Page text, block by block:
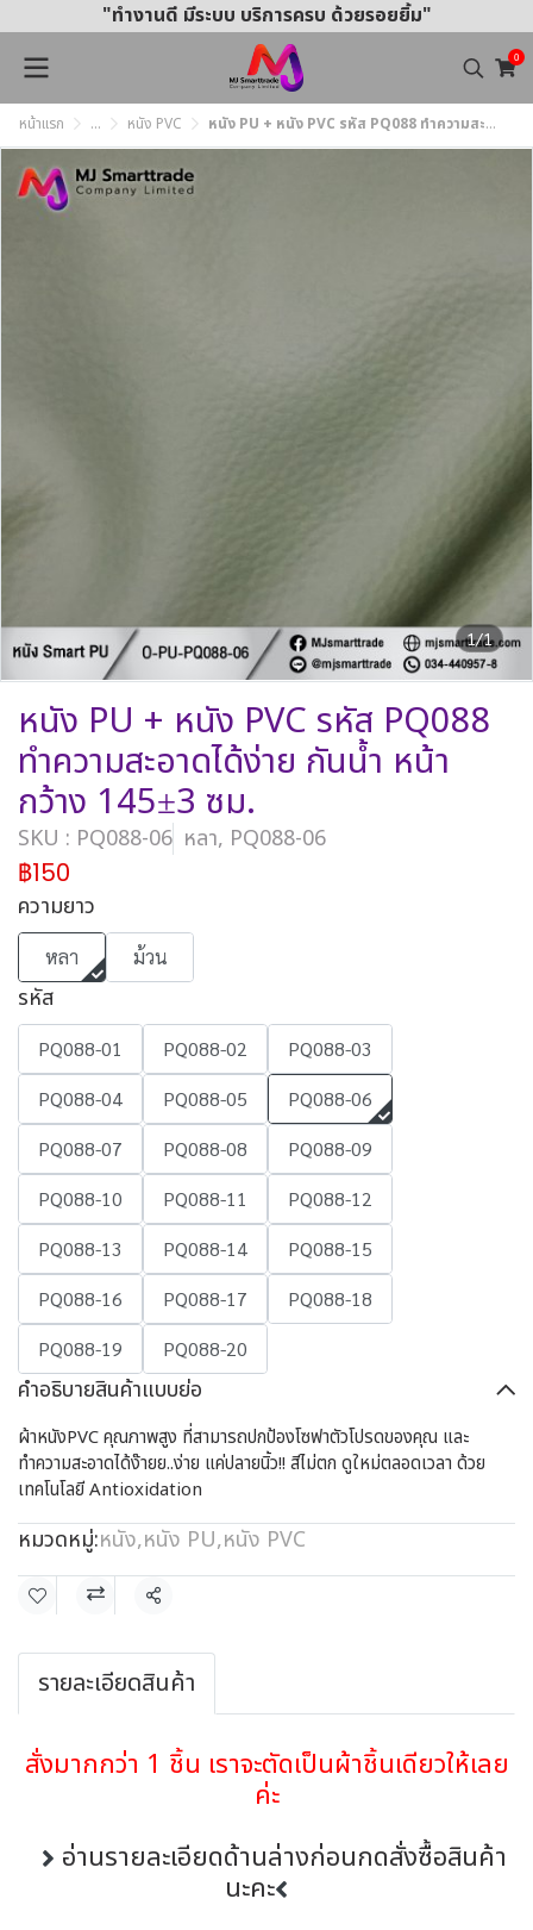
"ทำงานดี มีระบบ บริการครบ ด้วยรอยยิ้ม"
0
หน้าแรก ... หนัง PVC หนัง PU + หนัง PVC รหัส PQ088 ทำความสะอาดได้ง่าย กันน้ำ หน้ากว้าง 145±3 ซม.
1/1
หนัง PU + หนัง PVC รหัส PQ088
ทำความสะอาดได้ง่าย กันน้ำ หน้า
กว้าง 145±3 ซม.
SKU : PQ088-06 หลา, PQ088-06
฿150
ความยาว
หลา ม้วน
รหัส
PQ088-01 PQ088-02
PQ088-03
PQ088-04
PQ088-05
PQ088-06
PQ088-07
PQ088-08
PQ088-09
PQ088-10
PQ088-11
PQ088-12
PQ088-13
PQ088-14
PQ088-15
PQ088-16
PQ088-17
PQ088-18
PQ088-19
PQ088-20
คำอธิบายสินค้าแบบย่อ
ผ้าหนังPVC คุณภาพสูง ที่สามารถปกป้องโซฟาตัวโปรดของคุณ และ
ทำความสะอาดได้ง๊ายย..ง่าย แค่ปลายนิ้ว!! สีไม่ตก ดูใหม่ตลอดเวลา ด้วย
เทคโนโลยี Antioxidation
หมวดหมู่:หนัง,หนัง PU,หนัง PVC
แชร์
รายละเอียดสินค้า
สั่งมากกว่า 1 ชิ้น เราจะตัดเป็นผ้าชิ้นเดียวให้เลย
ค่ะ
อ่านรายละเอียดด้านล่างก่อนกดสั่งซื้อสินค้า
นะคะ